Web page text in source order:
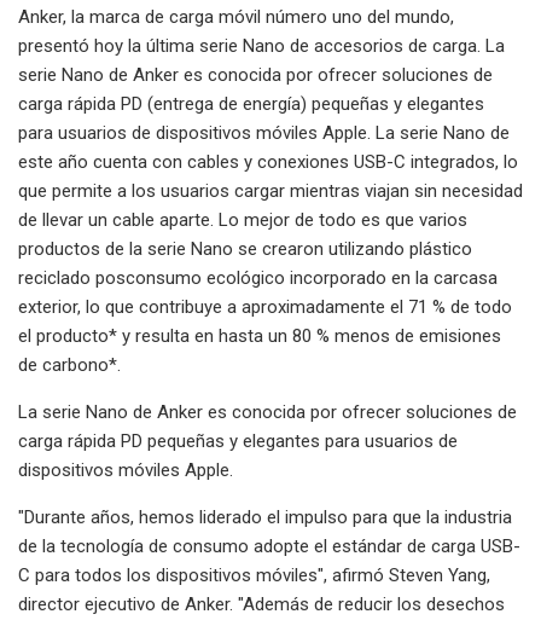
Anker, la marca de carga móvil número uno del mundo,
presentó hoy la última serie Nano de accesorios de carga. La
serie Nano de Anker es conocida por ofrecer soluciones de
carga rápida PD (entrega de energía) pequeñas y elegantes
para usuarios de dispositivos móviles Apple. La serie Nano de
este año cuenta con cables y conexiones USB-C integrados, lo
que permite a los usuarios cargar mientras viajan sin necesidad
de llevar un cable aparte. Lo mejor de todo es que varios
productos de la serie Nano se crearon utilizando plástico
reciclado posconsumo ecológico incorporado en la carcasa
exterior, lo que contribuye a aproximadamente el 71 % de todo
el producto* y resulta en hasta un 80 % menos de emisiones
de carbono*.
La serie Nano de Anker es conocida por ofrecer soluciones de
carga rápida PD pequeñas y elegantes para usuarios de
dispositivos móviles Apple.
"Durante años, hemos liderado el impulso para que la industria
de la tecnología de consumo adopte el estándar de carga USB-
C para todos los dispositivos móviles", afirmó Steven Yang,
director ejecutivo de Anker. "Además de reducir los desechos